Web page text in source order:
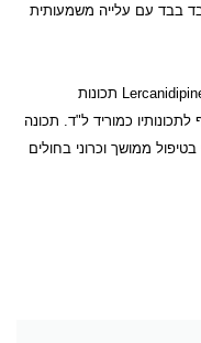
בד בבד עם עלייה משמעותית
תכונות
לתכונותיו כמוריד ל"ד. תכונה
ממושך וכרוני בחולים